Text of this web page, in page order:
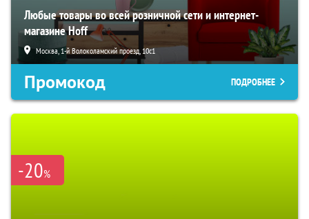
Любые товары во всей розничной сети и интернет-
магазине Hoff
Москва, 1-й Волоколамский проезд, 10с1
Промокод ПОДРОБНЕЕ
-20%